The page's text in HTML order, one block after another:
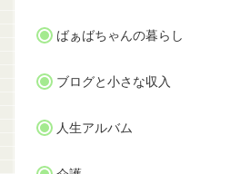
ばぁばちゃんの暮らし
ブログと小さな収入
人生アルバム